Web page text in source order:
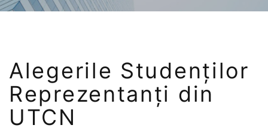
Alegerile Studenților
Reprezentanți din
UTCN